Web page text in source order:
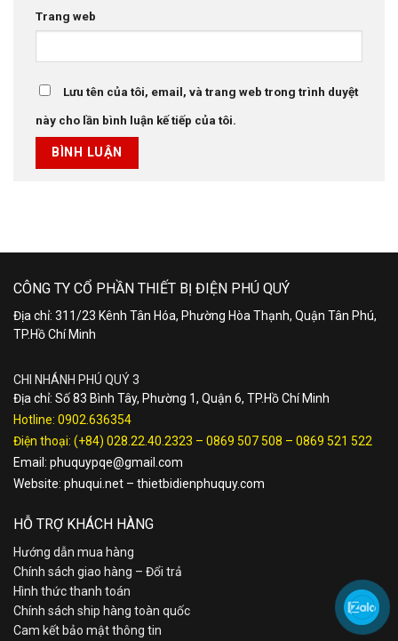
Trang web
Lưu tên của tôi, email, và trang web trong trình duyệt
này cho lần bình luận kế tiếp của tôi.
CÔNG TY CỔ PHẦN THIẾT BỊ ĐIỆN PHÚ QUÝ
Địa chỉ: 311/23 Kênh Tân Hóa, Phường Hòa Thạnh, Quận Tân Phú,
TP.Hồ Chí Minh
CHI NHÁNH PHÚ QUÝ 3
Địa chỉ: Số 83 Bình Tây, Phường 1, Quận 6, TP.Hồ Chí Minh
Hotline: 0902.636354
Điện thoại: (+84) 028.22.40.2323 – 0869 507 508 – 0869 521 522
Email: phuquypqe@gmail.com
Website: phuqui.net – thietbidienphuquy.com
HỖ TRỢ KHÁCH HÀNG
Hướng dẫn mua hàng
Chính sách giao hàng – Đổi trả
Hình thức thanh toán
Chính sách ship hàng toàn quốc
Cam kết bảo mật thông tin